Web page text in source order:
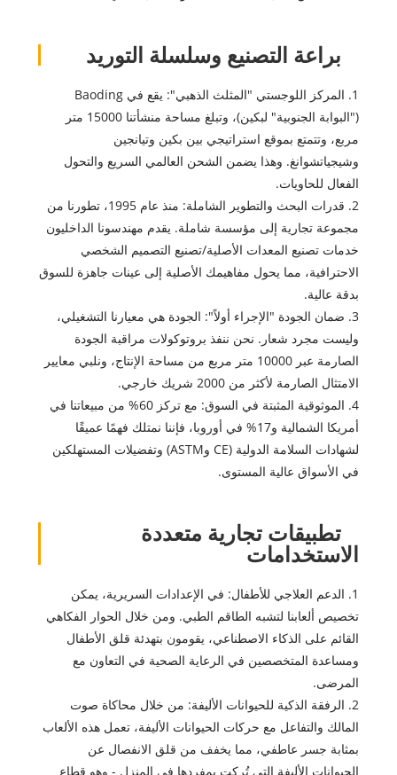
براعة التصنيع وسلسلة التوريد
1. المركز اللوجستي "المثلث الذهبي": يقع في Baoding
("البوابة الجنوبية" لبكين)، وتبلغ مساحة منشأتنا 15000 متر
مربع، وتتمتع بموقع استراتيجي بين بكين وتيانجين
وشيجياتشوانغ. وهذا يضمن الشحن العالمي السريع والتحول
الفعال للحاويات.
2. قدرات البحث والتطوير الشاملة: منذ عام 1995، تطورنا من
مجموعة تجارية إلى مؤسسة شاملة. يقدم مهندسونا الداخليون
خدمات تصنيع المعدات الأصلية/تصنيع التصميم الشخصي
الاحترافية، مما يحول مفاهيمك الأصلية إلى عينات جاهزة للسوق
بدقة عالية.
3. ضمان الجودة "الإجراء أولاً": الجودة هي معيارنا التشغيلي،
وليست مجرد شعار. نحن ننفذ بروتوكولات مراقبة الجودة
الصارمة عبر 10000 متر مربع من مساحة الإنتاج، ونلبي معايير
الامتثال الصارمة لأكثر من 2000 شريك خارجي.
4. الموثوقية المثبتة في السوق: مع تركز 60% من مبيعاتنا في
أمريكا الشمالية و17% في أوروبا، فإننا نمتلك فهمًا عميقًا
لشهادات السلامة الدولية (CE وASTM) وتفضيلات المستهلكين
في الأسواق عالية المستوى.
تطبيقات تجارية متعددة
الاستخدامات
1. الدعم العلاجي للأطفال: في الإعدادات السريرية، يمكن
تخصيص ألعابنا لتشبه الطاقم الطبي. ومن خلال الحوار الفكاهي
القائم على الذكاء الاصطناعي، يقومون بتهدئة قلق الأطفال
ومساعدة المتخصصين في الرعاية الصحية في التعاون مع
المرضى.
2. الرفقة الذكية للحيوانات الأليفة: من خلال محاكاة صوت
المالك والتفاعل مع حركات الحيوانات الأليفة، تعمل هذه الألعاب
بمثابة جسر عاطفي، مما يخفف من قلق الانفصال عن
الحيوانات الأليفة التي تُركت بمفردها في المنزل - وهو قطاع